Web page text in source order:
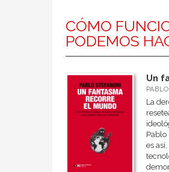
CÓMO
PODEMOS
Un
La
Pablo
es